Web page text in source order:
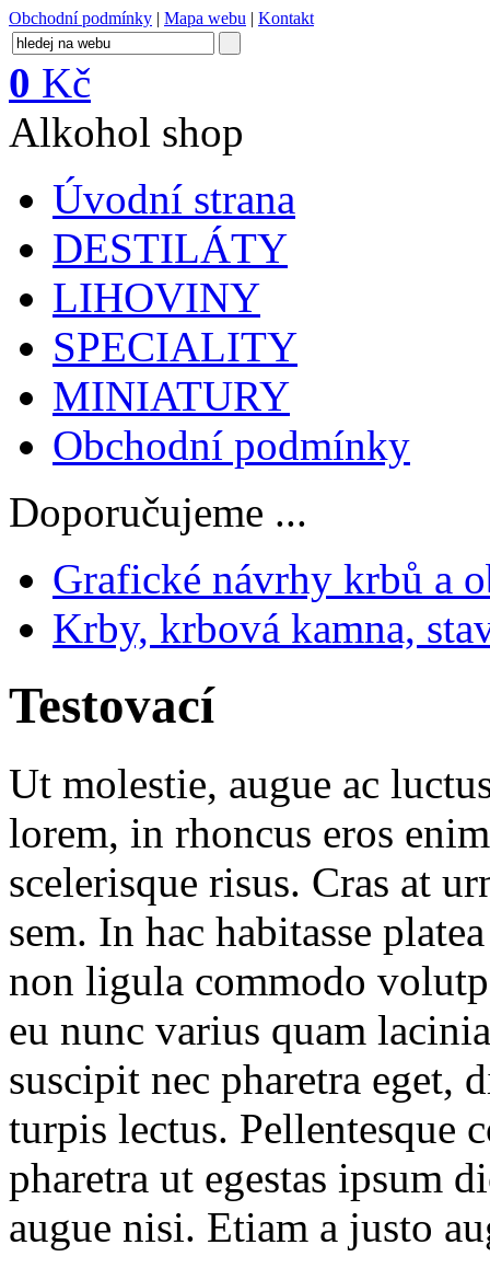
Obchodní podmínky | Mapa webu | Kontakt
0 Kč
Alkohol shop
Úvodní strana
DESTILÁTY
LIHOVINY
SPECIALITY
MINIATURY
Obchodní podmínky
Doporučujeme ...
Grafické návrhy krbů a
Krby, krbová kamna,
Testovací
Ut molestie, augue ac
lorem, in rhoncus eros
scelerisque risus. Cras at
sem. In hac habitasse
non ligula commodo
eu nunc varius quam
suscipit nec pharetra eget,
turpis lectus. Pellentesque
pharetra ut egestas ipsum
augue nisi. Etiam a justo